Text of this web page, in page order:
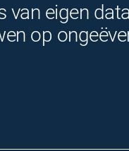
eigen
op